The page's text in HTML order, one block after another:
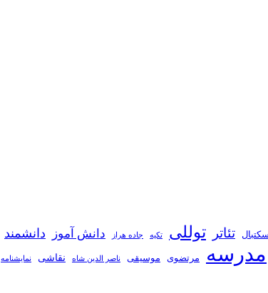
تئاتر توللی تکیه جاده هراز دانش آموز دانشمند
مدرسه مرتضوی موسیقی ناصر الدین شاه نقاشی نمايشنامه